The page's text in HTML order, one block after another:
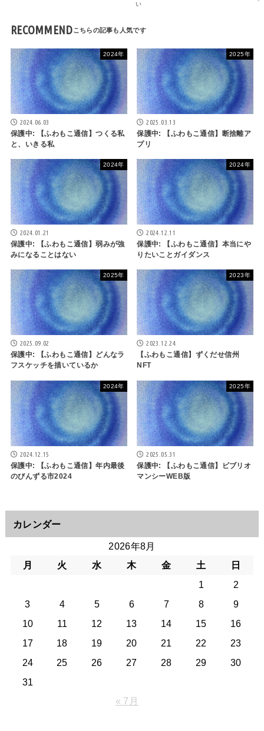
い
RECOMMEND
2024年
2024.06.03
保護中: 【ふわもこ通信】つくる私
と、いきる私
2025年
2025.03.13
保護中: 【ふわもこ通信】断捨離ア
プリ
2024年
2024.01.21
保護中: 【ふわもこ通信】弱みが強
みになることはない
2024年
2024.12.11
保護中: 【ふわもこ通信】本当にや
りたいことガイダンス
2025年
2025.09.02
保護中: 【ふわもこ通信】どんなラ
フスケッチを描いているか
2023年
2023.12.24
【ふわもこ通信】ずくだせ信州
NFT
2024年
2024.12.15
保護中: 【ふわもこ通信】年内最後
のびんずる市2024
2025年
2025.05.31
保護中: 【ふわもこ通信】ビブリオ
マンシーWEB版
カレンダー
2026年8月
月
火 水 木 金 土
日
1
2
3
4 5 6 7 8
9
10
11 12 13 14 15
16
17
18 19 20 21 22
23
24
25 26 27 28 29
30
31
« 7月